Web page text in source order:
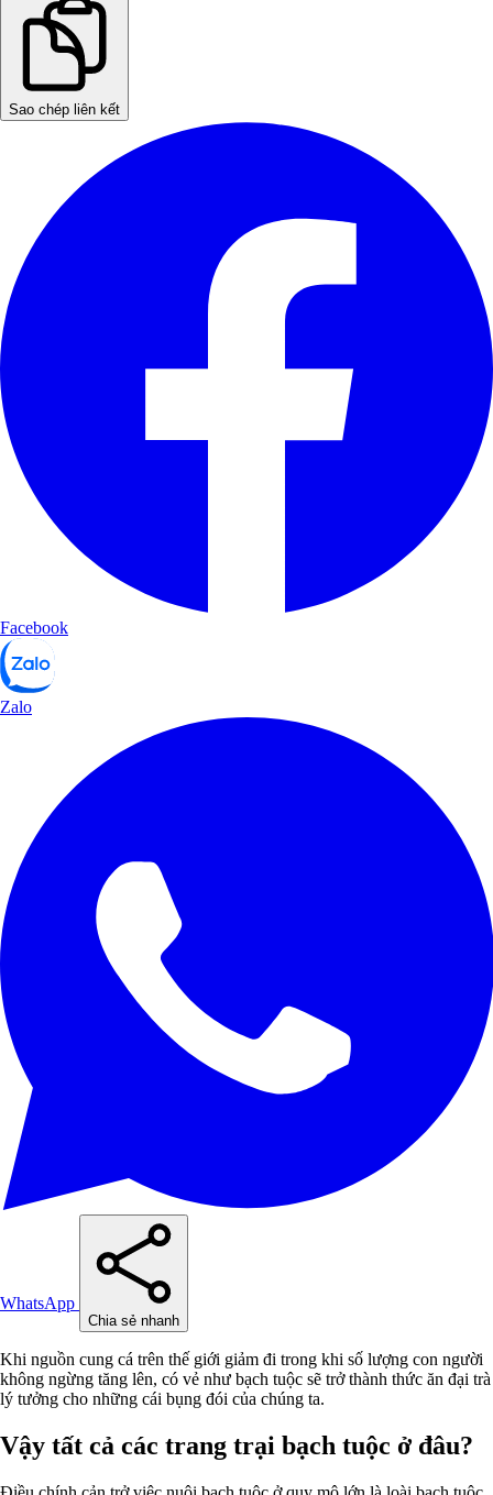
Sao chép liên kết
Facebook
Zalo
WhatsApp
Chia sẻ nhanh
Khi nguồn cung cá trên thế giới giảm đi trong khi số lượng con người
không ngừng tăng lên, có vẻ như bạch tuộc sẽ trở thành thức ăn đại trà
lý tưởng cho những cái bụng đói của chúng ta.
Vậy tất cả các trang trại bạch tuộc ở đâu?